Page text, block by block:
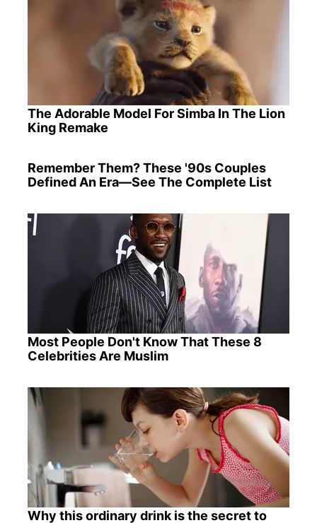
The Adorable Model For Simba In The Lion
King Remake
Remember Them? These '90s Couples
Defined An Era—See The Complete List
Most People Don't Know That These 8
Celebrities Are Muslim
Why this ordinary drink is the secret to